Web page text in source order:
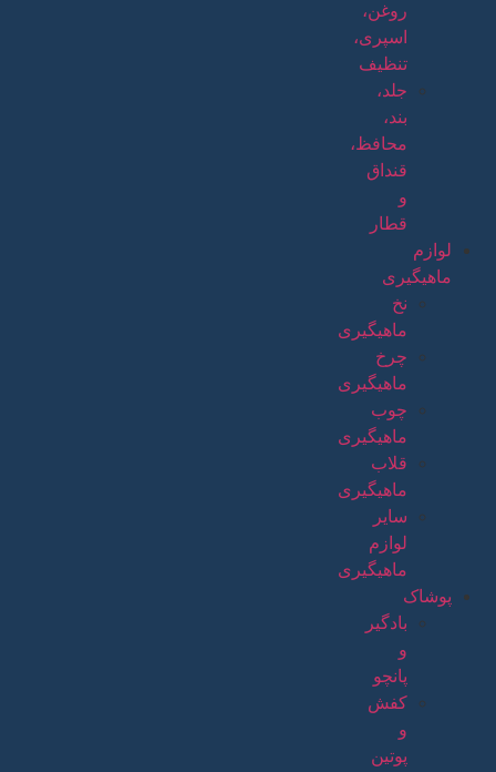
روغن،
اسپری،
تنظیف
جلد،
بند،
محافظ،
قنداق
و
قطار
لوازم
ماهیگیری
نخ
ماهیگیری
چرخ
ماهیگیری
چوب
ماهیگیری
قلاب
ماهیگیری
سایر
لوازم
ماهیگیری
پوشاک
بادگیر
و
پانچو
کفش
و
پوتین